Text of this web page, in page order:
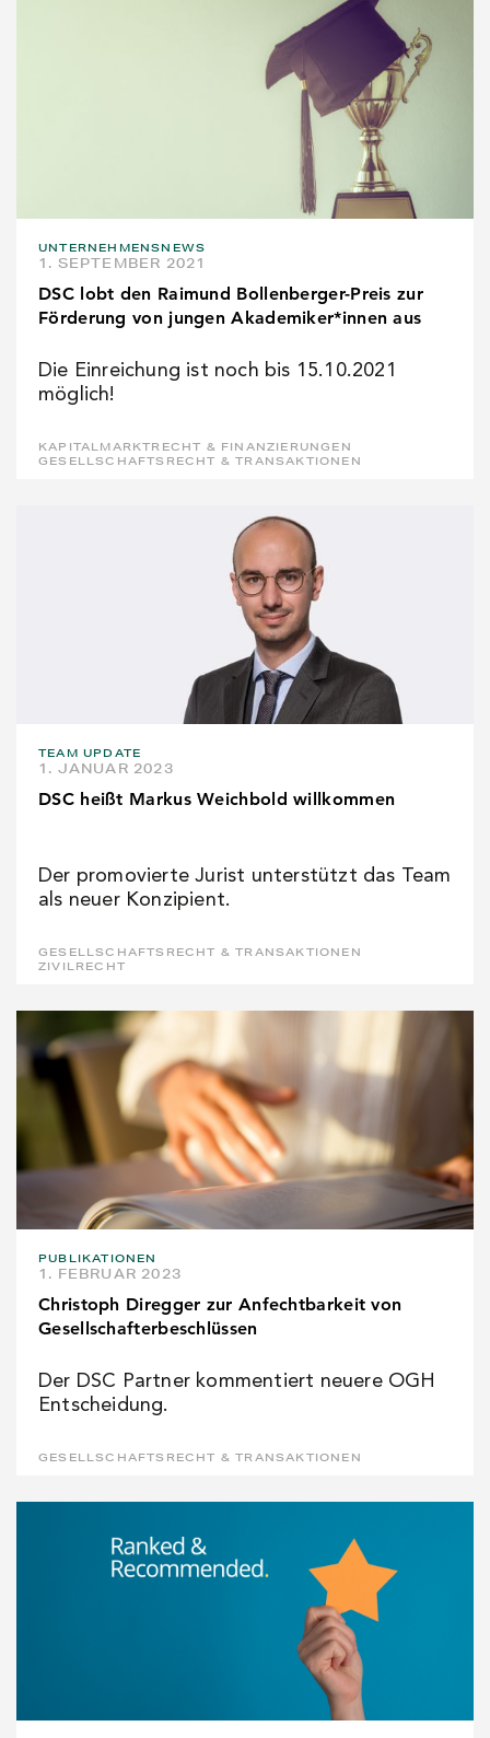
UNTERNEHMENSNEWS
1. SEPTEMBER 2021
DSC lobt den Raimund Bollenberger-Preis zur
Förderung von jungen Akademiker*innen aus
Die Einreichung ist noch bis 15.10.2021
möglich!
KAPITALMARKTRECHT & FINANZIERUNGEN
GESELLSCHAFTSRECHT & TRANSAKTIONEN
TEAM UPDATE
1. JANUAR 2023
DSC heißt Markus Weichbold willkommen
Der promovierte Jurist unterstützt das Team
als neuer Konzipient.
GESELLSCHAFTSRECHT & TRANSAKTIONEN
ZIVILRECHT
PUBLIKATIONEN
1. FEBRUAR 2023
Christoph Diregger zur Anfechtbarkeit von
Gesellschafterbeschlüssen
Der DSC Partner kommentiert neuere OGH
Entscheidung.
GESELLSCHAFTSRECHT & TRANSAKTIONEN